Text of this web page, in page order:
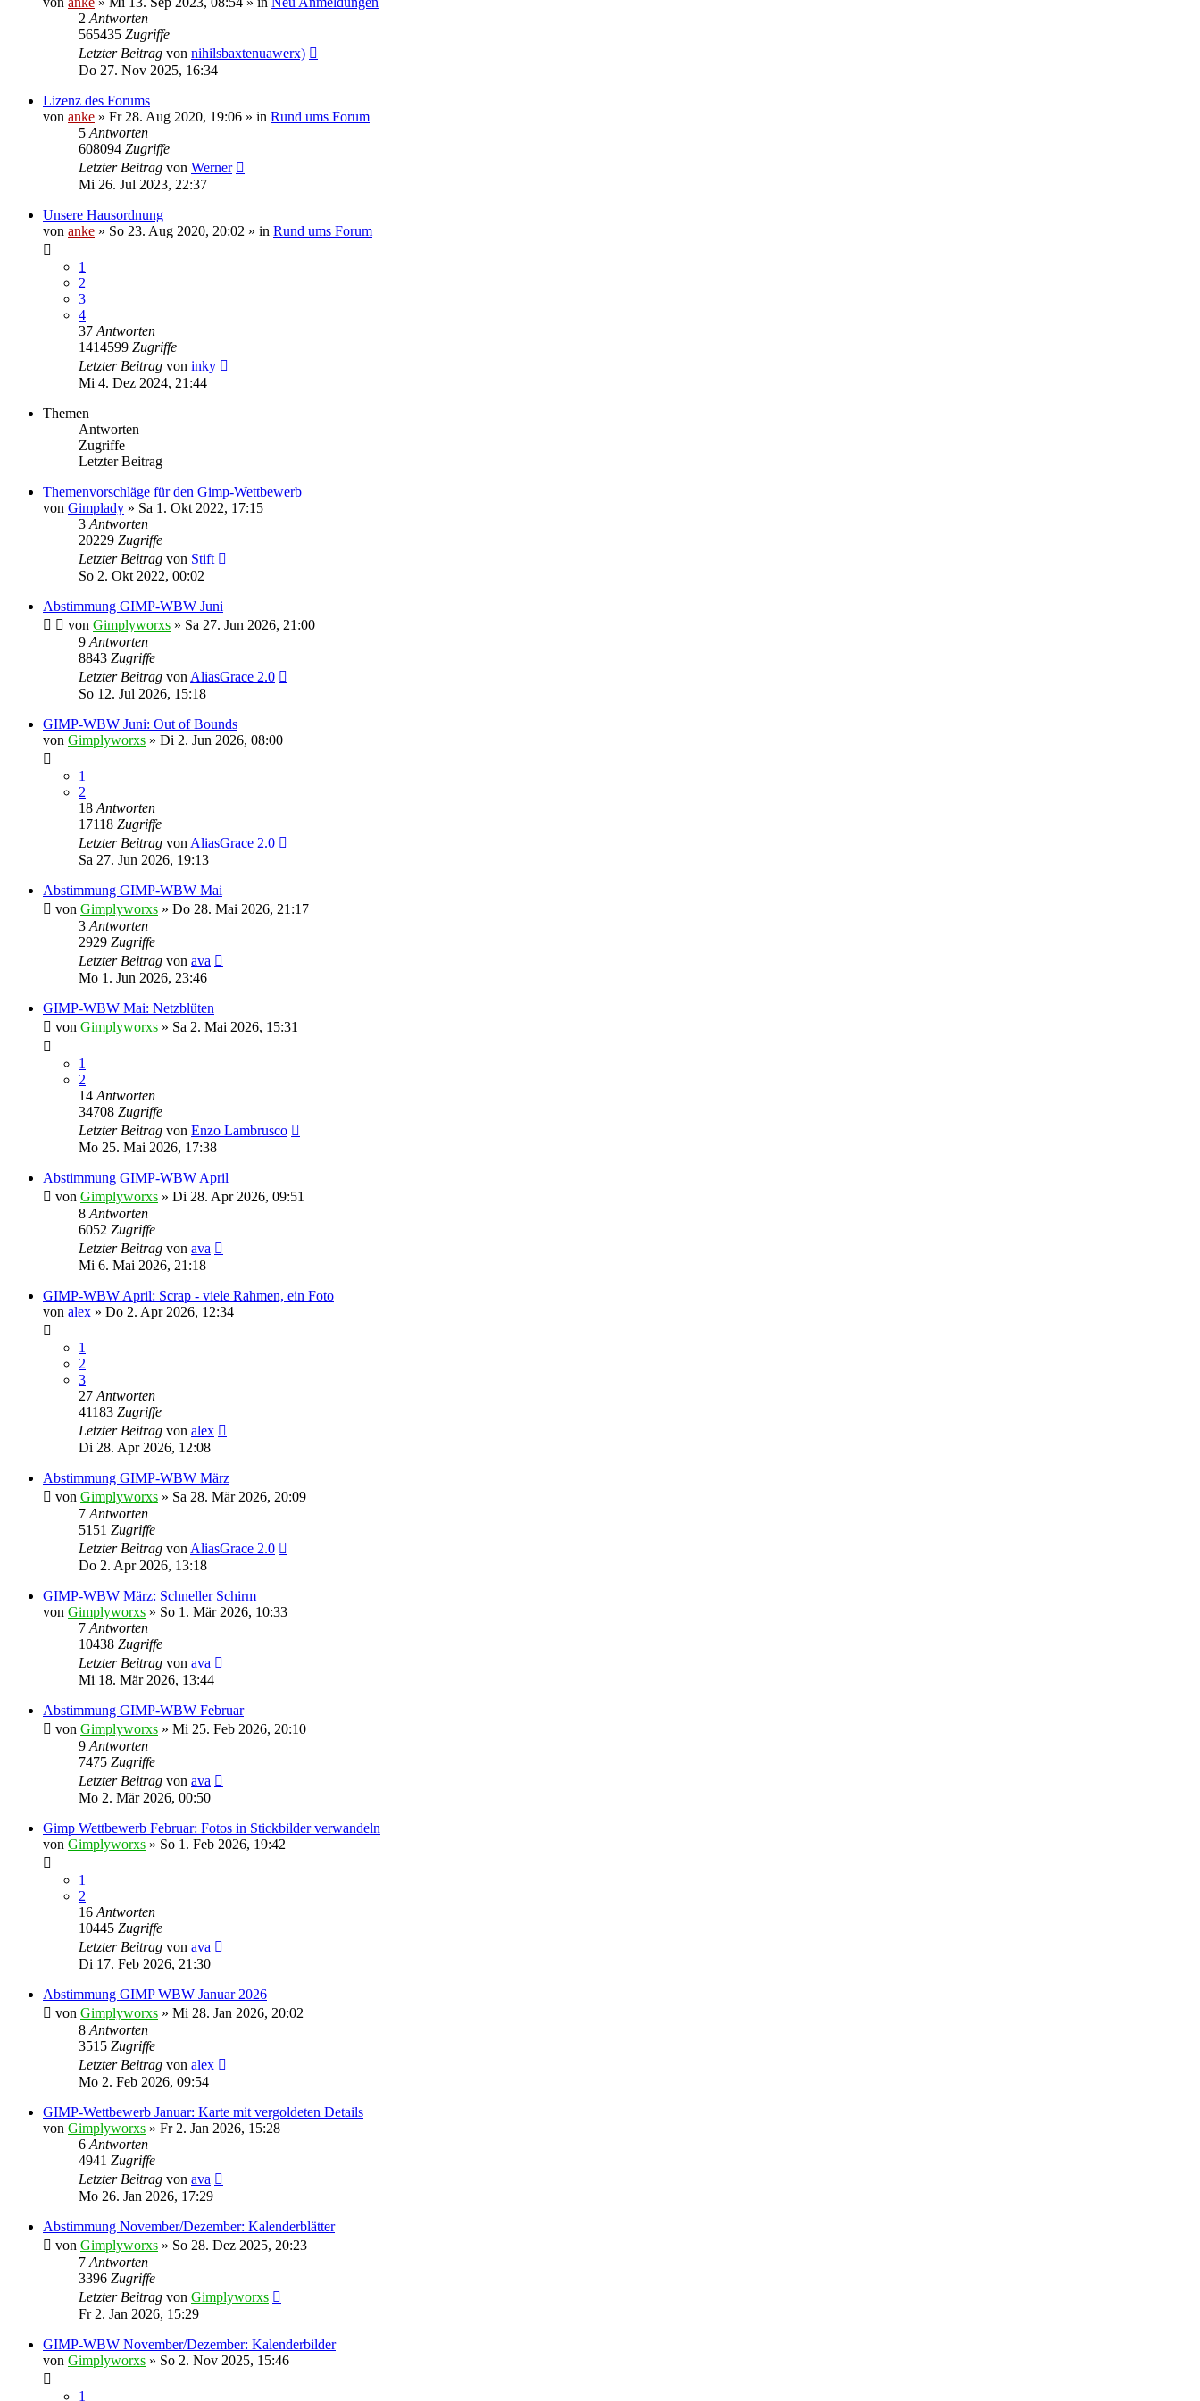
2 Antworten
565435 Zugriffe
Letzter Beitrag von nihilsbaxtenuawerx)
Do 27. Nov 2025, 16:34
Lizenz des Forums
von anke » Fr 28. Aug 2020, 19:06 » in Rund ums Forum
5 Antworten
608094 Zugriffe
Letzter Beitrag von Werner
Mi 26. Jul 2023, 22:37
Unsere Hausordnung
von anke » So 23. Aug 2020, 20:02 » in Rund ums Forum
1
2
3
4
37 Antworten
1414599 Zugriffe
Letzter Beitrag von inky
Mi 4. Dez 2024, 21:44
Themen
Antworten
Zugriffe
Letzter Beitrag
Themenvorschläge für den Gimp-Wettbewerb
von Gimplady » Sa 1. Okt 2022, 17:15
3 Antworten
20229 Zugriffe
Letzter Beitrag von Stift
So 2. Okt 2022, 00:02
Abstimmung GIMP-WBW Juni
von Gimplyworxs » Sa 27. Jun 2026, 21:00
9 Antworten
8843 Zugriffe
Letzter Beitrag von AliasGrace 2.0
So 12. Jul 2026, 15:18
GIMP-WBW Juni: Out of Bounds
von Gimplyworxs » Di 2. Jun 2026, 08:00
1
2
18 Antworten
17118 Zugriffe
Letzter Beitrag von AliasGrace 2.0
Sa 27. Jun 2026, 19:13
Abstimmung GIMP-WBW Mai
von Gimplyworxs » Do 28. Mai 2026, 21:17
3 Antworten
2929 Zugriffe
Letzter Beitrag von ava
Mo 1. Jun 2026, 23:46
GIMP-WBW Mai: Netzblüten
von Gimplyworxs » Sa 2. Mai 2026, 15:31
1
2
14 Antworten
34708 Zugriffe
Letzter Beitrag von Enzo Lambrusco
Mo 25. Mai 2026, 17:38
Abstimmung GIMP-WBW April
von Gimplyworxs » Di 28. Apr 2026, 09:51
8 Antworten
6052 Zugriffe
Letzter Beitrag von ava
Mi 6. Mai 2026, 21:18
GIMP-WBW April: Scrap - viele Rahmen, ein Foto
von alex » Do 2. Apr 2026, 12:34
1
2
3
27 Antworten
41183 Zugriffe
Letzter Beitrag von alex
Di 28. Apr 2026, 12:08
Abstimmung GIMP-WBW März
von Gimplyworxs » Sa 28. Mär 2026, 20:09
7 Antworten
5151 Zugriffe
Letzter Beitrag von AliasGrace 2.0
Do 2. Apr 2026, 13:18
GIMP-WBW März: Schneller Schirm
von Gimplyworxs » So 1. Mär 2026, 10:33
7 Antworten
10438 Zugriffe
Letzter Beitrag von ava
Mi 18. Mär 2026, 13:44
Abstimmung GIMP-WBW Februar
von Gimplyworxs » Mi 25. Feb 2026, 20:10
9 Antworten
7475 Zugriffe
Letzter Beitrag von ava
Mo 2. Mär 2026, 00:50
Gimp Wettbewerb Februar: Fotos in Stickbilder verwandeln
von Gimplyworxs » So 1. Feb 2026, 19:42
1
2
16 Antworten
10445 Zugriffe
Letzter Beitrag von ava
Di 17. Feb 2026, 21:30
Abstimmung GIMP WBW Januar 2026
von Gimplyworxs » Mi 28. Jan 2026, 20:02
8 Antworten
3515 Zugriffe
Letzter Beitrag von alex
Mo 2. Feb 2026, 09:54
GIMP-Wettbewerb Januar: Karte mit vergoldeten Details
von Gimplyworxs » Fr 2. Jan 2026, 15:28
6 Antworten
4941 Zugriffe
Letzter Beitrag von ava
Mo 26. Jan 2026, 17:29
Abstimmung November/Dezember: Kalenderblätter
von Gimplyworxs » So 28. Dez 2025, 20:23
7 Antworten
3396 Zugriffe
Letzter Beitrag von Gimplyworxs
Fr 2. Jan 2026, 15:29
GIMP-WBW November/Dezember: Kalenderbilder
von Gimplyworxs » So 2. Nov 2025, 15:46
1